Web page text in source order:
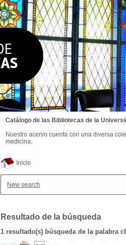
Inicio
New search
Resultado de la búsqueda
1 resultado(s) búsqueda de la palabra
Catálogo de las Bibliotecas de la
Nuestro acervo cuenta con una diversa
medicina.